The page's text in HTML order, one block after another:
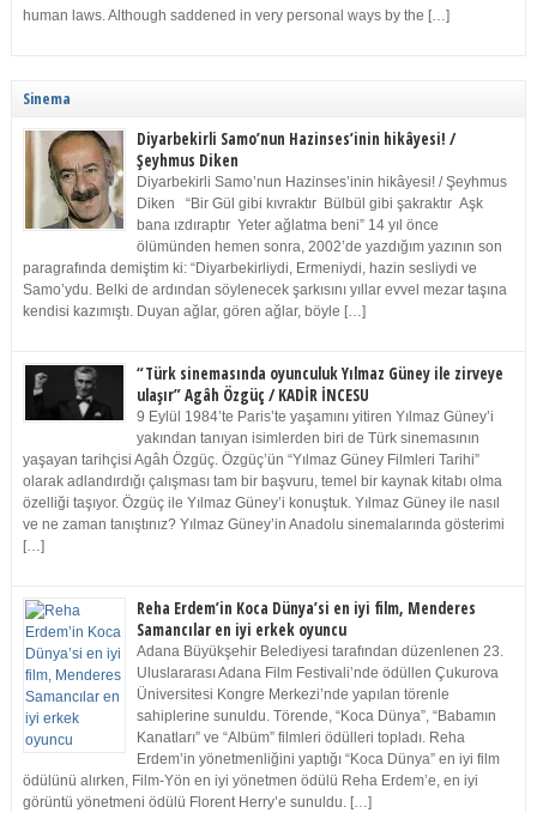
human laws. Although saddened in very personal ways by the […]
Sinema
Diyarbekirli Samo’nun Hazinses’inin hikâyesi! /
Şeyhmus Diken
Diyarbekirli Samo’nun Hazinses’inin hikâyesi! / Şeyhmus
Diken “Bir Gül gibi kıvraktır Bülbül gibi şakraktır Aşk
bana ızdıraptır Yeter ağlatma beni” 14 yıl önce
ölümünden hemen sonra, 2002’de yazdığım yazının son
paragrafında demiştim ki: “Diyarbekirliydi, Ermeniydi, hazin sesliydi ve
Samo’ydu. Belki de ardından söylenecek şarkısını yıllar evvel mezar taşına
kendisi kazımıştı. Duyan ağlar, gören ağlar, böyle […]
“Türk sinemasında oyunculuk Yılmaz Güney ile zirveye
ulaşır” Agâh Özgüç / KADİR İNCESU
9 Eylül 1984’te Paris’te yaşamını yitiren Yılmaz Güney’i
yakından tanıyan isimlerden biri de Türk sinemasının
yaşayan tarihçisi Agâh Özgüç. Özgüç’ün “Yılmaz Güney Filmleri Tarihi”
olarak adlandırdığı çalışması tam bir başvuru, temel bir kaynak kitabı olma
özelliği taşıyor. Özgüç ile Yılmaz Güney’i konuştuk. Yılmaz Güney ile nasıl
ve ne zaman tanıştınız? Yılmaz Güney’in Anadolu sinemalarında gösterimi
[…]
Reha Erdem’in Koca Dünya’si en iyi film, Menderes
Samancılar en iyi erkek oyuncu
Adana Büyükşehir Belediyesi tarafından düzenlenen 23.
Uluslararası Adana Film Festivali’nde ödüllen Çukurova
Üniversitesi Kongre Merkezi’nde yapılan törenle
sahiplerine sunuldu. Törende, “Koca Dünya”, “Babamın
Kanatları” ve “Albüm” filmleri ödülleri topladı. Reha
Erdem’in yönetmenliğini yaptığı “Koca Dünya” en iyi film
ödülünü alırken, Film-Yön en iyi yönetmen ödülü Reha Erdem’e, en iyi
görüntü yönetmeni ödülü Florent Herry’e sunuldu. […]